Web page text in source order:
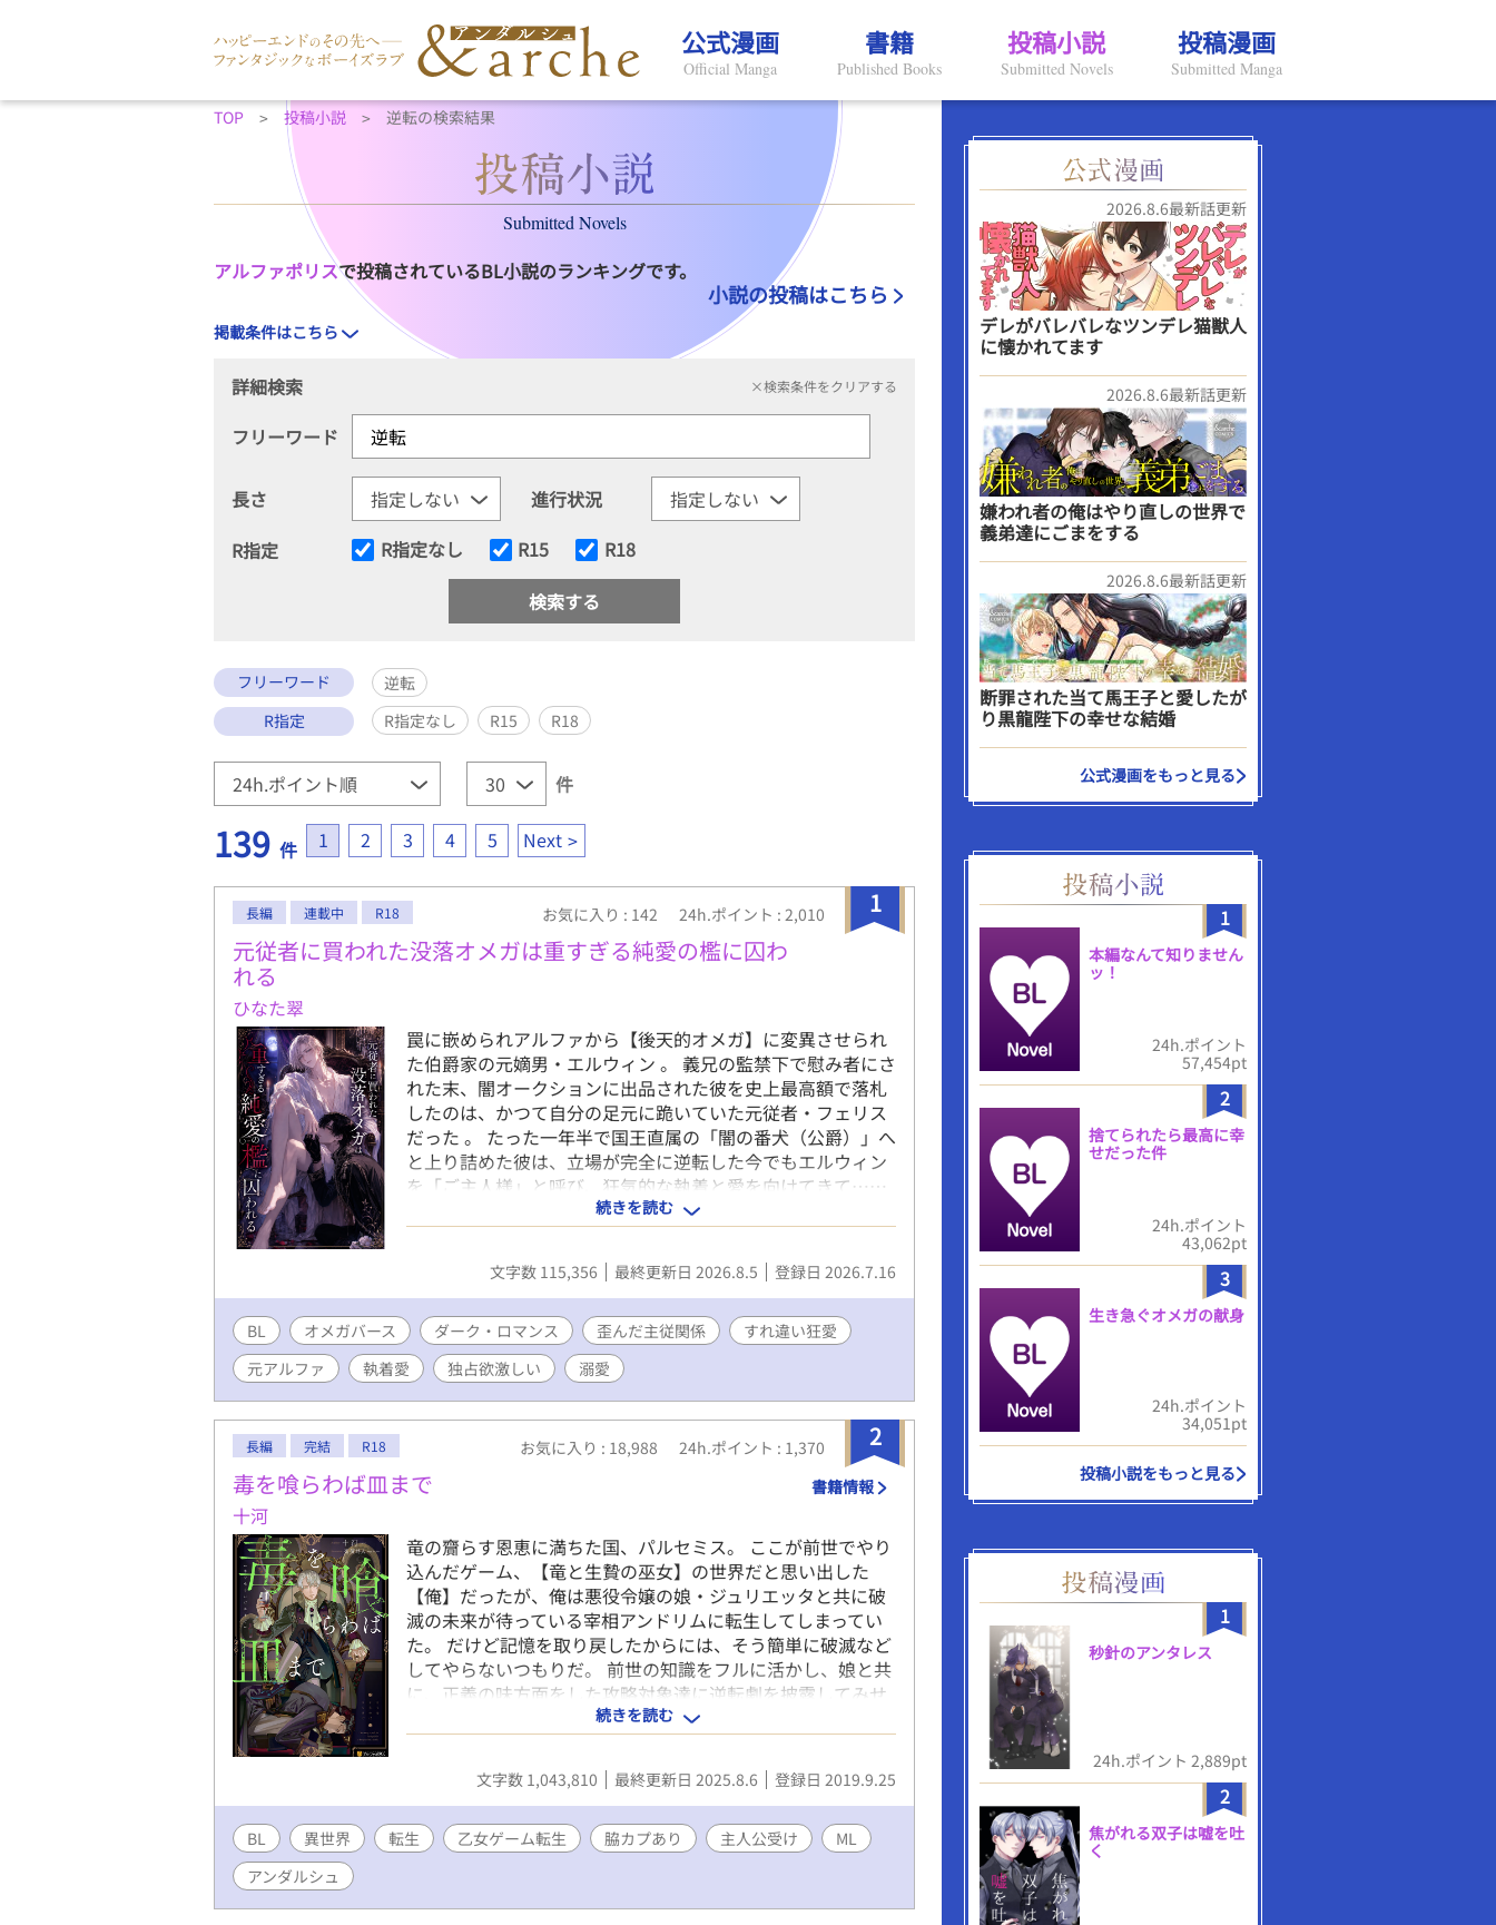
公式漫画
Official Manga
書籍
Published Books
投稿小説
Submitted Novels
投稿漫画
Submitted Manga
TOP 投稿小説 逆転の検索結果
Submitted Novels
アルファポリスで投稿されているBL小説のランキングです。
小説の投稿はこちら
掲載条件はこちら
詳細検索 ×検索条件をクリアする
フリーワード
長さ
進行状況
R指定
R指定なし R15 R18
フリーワード
逆転
R指定
R指定なし R15 R18
件
139 件 1 2 3 4 5 Next
1
長編 連載中 R18 お気に入り : 142 24h.ポイント : 2,010
元従者に買われた没落オメガは重すぎる純愛の檻に囚わ
れる
ひなた翠
罠に嵌められアルファから【後天的オメガ】に変異させられ
た伯爵家の元嫡男・エルウィン 。 義兄の監禁下で慰み者にさ
れた末、闇オークションに出品された彼を史上最高額で落札
したのは、かつて自分の足元に跪いていた元従者・フェリス
だった 。 たった一年半で国王直属の「闇の番犬（公爵）」へ
と上り詰めた彼は、立場が完全に逆転した今でもエルウィン
を「ご主人様」と呼び、狂気的な執着と愛を向けてきて……
。 「ご褒美をください、ご主人様」 過去の歪んだ『命令と褒
美』の関係はそのままに 、身も心も堕ちたオメガが強大なア
ルファの腕の中で狂おしく熱を孕んでいく、極上の下剋上ダ
ークロマンス！
続きを読む
文字数 115,356 最終更新日 2026.8.5 登録日 2026.7.16
BL オメガバース ダーク・ロマンス 歪んだ主従関係
すれ違い狂愛
元アルファ
執着愛 独占欲激しい 溺愛
2
長編 完結 R18 お気に入り : 18,988 24h.ポイント : 1,370
毒を喰らわば皿まで
十河
書籍情報
竜の齎らす恩恵に満ちた国、パルセミス。 ここが前世でやり
込んだゲーム、【竜と生贄の巫女】の世界だと思い出した
【俺】だったが、俺は悪役令嬢の娘・ジュリエッタと共に破
滅の未来が待っている宰相アンドリムに転生してしまってい
た。 だけど記憶を取り戻したからには、そう簡単に破滅など
してやらないつもりだ。 前世の知識をフルに活かし、娘と共
に、正義の味方面をした攻略対象達に逆転劇を披露してみせ
よう。 ※※※ 【第7回BL小説大賞】にエントリーさせて頂き
ました。 宜しくお願い致します(*´꒳`*) ※※※ 小説家になろ
うサイト様※ムーンライトノベル※でも公開をしておりま
す。 また、主人公相手ではないですがNLカプも登場してきま
続きを読む
文字数 1,043,810 最終更新日 2025.8.6 登録日 2019.9.25
BL 異世界 転生 乙女ゲーム転生 脇カプあり 主人公受け
ML
アンダルシュ
2026.8.6最新話更新
デレがバレバレなツンデレ猫獣人
に懐かれてます
2026.8.6最新話更新
嫌われ者の俺はやり直しの世界で
義弟達にごまをする
2026.8.6最新話更新
断罪された当て馬王子と愛したが
り黒龍陛下の幸せな結婚
公式漫画をもっと見る
1
本編なんて知りません
ッ！
24h.ポイント
57,454pt
2
捨てられたら最高に幸
せだった件
24h.ポイント
43,062pt
3
生き急ぐオメガの献身
24h.ポイント
34,051pt
投稿小説をもっと見る
1
秒針のアンタレス
24h.ポイント 2,889pt
2
焦がれる双子は嘘を吐
く